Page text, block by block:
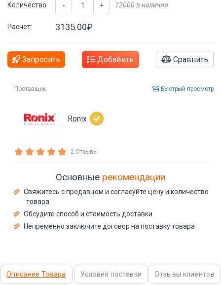
Количество: - + 12000 в наличии
Расчет: 3135.00₽
Запросить Добавить Сравнить
Поставщик Быстрый просмотр
Ronix
2 Отзывы
Основные рекомендации
Свяжитесь с продавцом и согласуйте цену и количество
товара
Обсудите способ и стоимость доставки
Непременно заключите договор на поставку товара
Описание Товара Условия поставки Отзывы клиентов